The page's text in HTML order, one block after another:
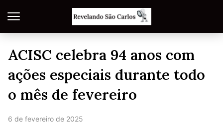
ACISC celebra 94 anos com
ações especiais durante todo
o mês de fevereiro
6 de fevereiro de 2025